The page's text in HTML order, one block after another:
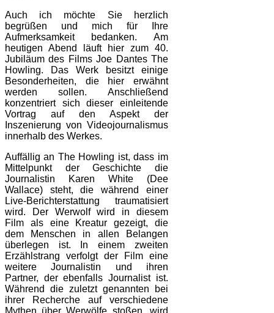
Auch ich möchte Sie herzlich
begrüßen und mich für Ihre
Aufmerksamkeit bedanken. Am
heutigen Abend läuft hier zum 40.
Jubiläum des Films Joe Dantes The
Howling. Das Werk besitzt einige
Besonderheiten, die hier erwähnt
werden sollen. Anschließend
konzentriert sich dieser einleitende
Vortrag auf den Aspekt der
Inszenierung von Videojournalismus
innerhalb des Werkes.
Auffällig an The Howling ist, dass im
Mittelpunkt der Geschichte die
Journalistin Karen White (Dee
Wallace) steht, die während einer
Live-Berichterstattung traumatisiert
wird. Der Werwolf wird in diesem
Film als eine Kreatur gezeigt, die
dem Menschen in allen Belangen
überlegen ist. In einem zweiten
Erzählstrang verfolgt der Film eine
weitere Journalistin und ihren
Partner, der ebenfalls Journalist ist.
Während die zuletzt genannten bei
ihrer Recherche auf verschiedene
Mythen über Werwölfe stoßen, wird